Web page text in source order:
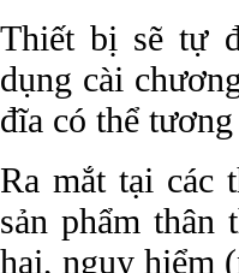
Thiết bị sẽ tự
dụng cài
đĩa có thể
Ra mắt tại các
sản phẩm
hại, nguy hiểm